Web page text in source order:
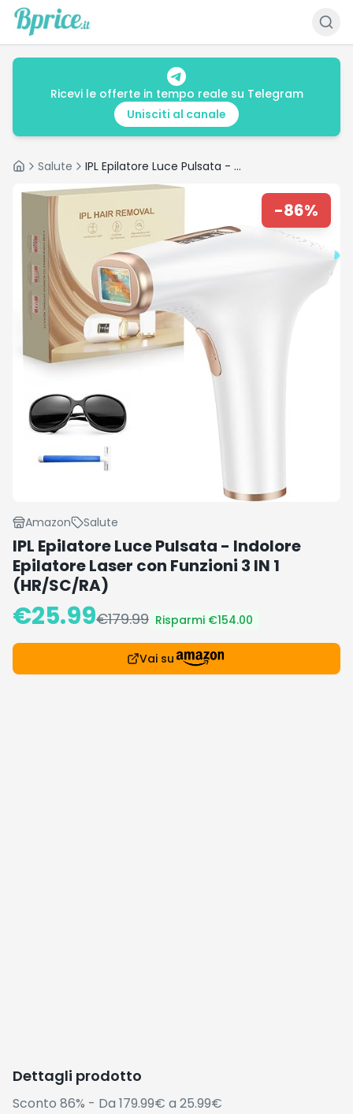
Ricevi le offerte in tempo reale su Telegram
Unisciti al canale
HomeSalute IPL Epilatore Luce Pulsata - Indolore Epilatore Laser con Funzioni 3 IN 1 (HR/SC/RA)
-86%
Amazon Salute
IPL Epilatore Luce Pulsata - Indolore
Epilatore Laser con Funzioni 3 IN 1
(HR/SC/RA)
€25.99€179.99 Risparmi €154.00
Vai su
Dettagli prodotto
Sconto 86% - Da 179.99€ a 25.99€